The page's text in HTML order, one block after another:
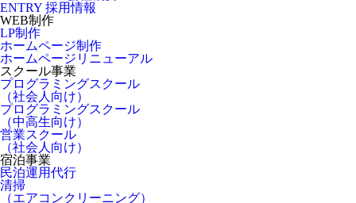
ENTRY 採用情報
WEB制作
LP制作
ホームページ制作
ホームページリニューアル
スクール事業
プログラミングスクール
（社会人向け）
プログラミングスクール
（中高生向け）
営業スクール
（社会人向け）
宿泊事業
民泊運用代行
清掃
（エアコンクリーニング）